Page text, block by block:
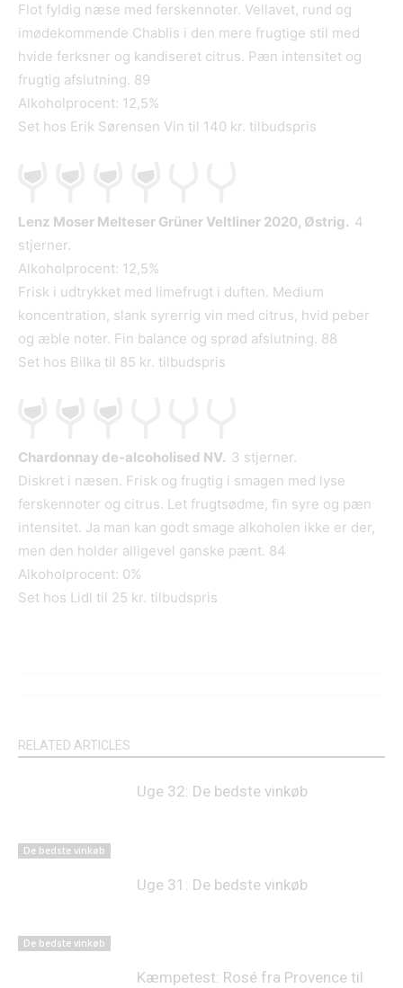
Flot fyldig næse med ferskennoter. Vellavet, rund og
imødekommende Chablis i den mere frugtige stil med
hvide ferksner og kandiseret citrus. Pæn intensitet og
frugtig afslutning. 89
Alkoholprocent: 12,5%
Set hos Erik Sørensen Vin til 140 kr. tilbudspris
Lenz Moser Melteser Grüner Veltliner 2020, Østrig. 4
stjerner.
Alkoholprocent: 12,5%
Frisk i udtrykket med limefrugt i duften. Medium
koncentration, slank syrerrig vin med citrus, hvid peber
og æble noter. Fin balance og sprød afslutning. 88
Set hos Bilka til 85 kr. tilbudspris
Chardonnay de-alcoholised NV. 3 stjerner.
Diskret i næsen. Frisk og frugtig i smagen med lyse
ferskennoter og citrus. Let frugtsødme, fin syre og pæn
intensitet. Ja man kan godt smage alkoholen ikke er der,
men den holder alligevel ganske pænt. 84
Alkoholprocent: 0%
Set hos Lidl til 25 kr. tilbudspris
RELATED ARTICLES
De bedste vinkøb
Uge 32: De bedste vinkøb
De bedste vinkøb
Uge 31: De bedste vinkøb
Kæmpetest: Rosé fra Provence til